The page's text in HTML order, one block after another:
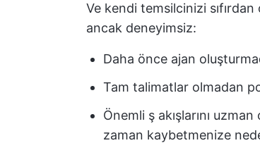
Ve kendi temsilcinizi
ancak deneyimsiz:
Daha önce ajan
Tam talimatlar olmadan
Önemli ş akışlarını
zaman kaybetmenize